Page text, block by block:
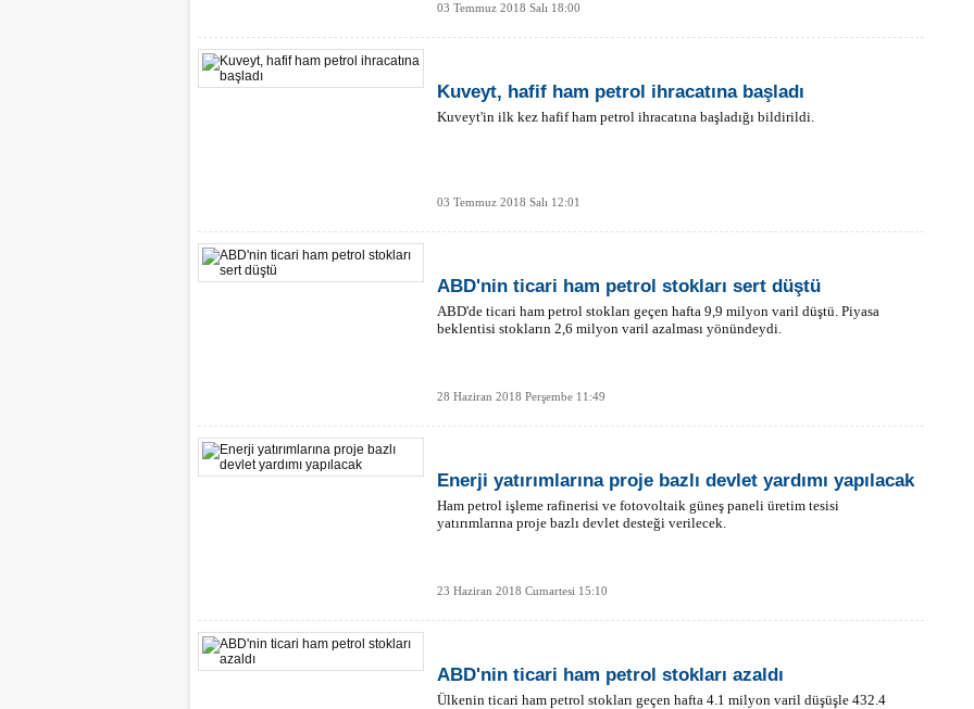
03 Temmuz 2018 Salı 18:00
Kuveyt, hafif ham petrol ihracatına başladı
Kuveyt'in ilk kez hafif ham petrol ihracatına başladığı bildirildi.
03 Temmuz 2018 Salı 12:01
ABD'nin ticari ham petrol stokları sert düştü
ABD'de ticari ham petrol stokları geçen hafta 9,9 milyon varil düştü. Piyasa
beklentisi stokların 2,6 milyon varil azalması yönündeydi.
28 Haziran 2018 Perşembe 11:49
Enerji yatırımlarına proje bazlı devlet yardımı yapılacak
Ham petrol işleme rafinerisi ve fotovoltaik güneş paneli üretim tesisi
yatırımlarına proje bazlı devlet desteği verilecek.
23 Haziran 2018 Cumartesi 15:10
ABD'nin ticari ham petrol stokları azaldı
Ülkenin ticari ham petrol stokları geçen hafta 4.1 milyon varil düşüşle 432.4